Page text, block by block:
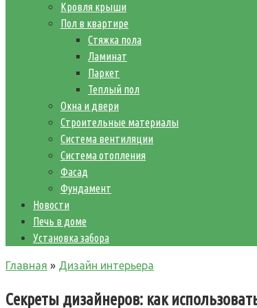
Кровля крыши
Пол в квартире
Стяжка пола
Ламинат
Паркет
Теплый пол
Окна и двери
Строительные материалы
Система вентиляции
Система отопления
Фасад
Фундамент
Новости
Печь в доме
Установка забора
Главная » Дизайн интерьера
Секреты дизайнеров: как